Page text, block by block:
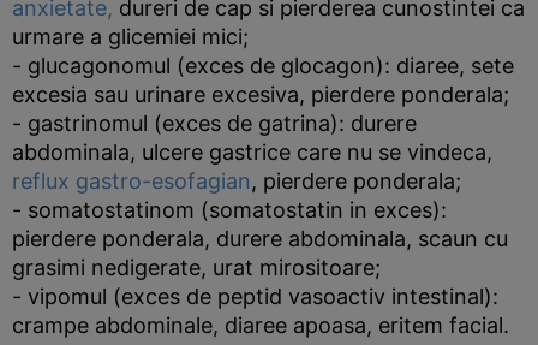
anxietate, dureri de cap si pierderea cunostintei ca
urmare a glicemiei mici;
- glucagonomul (exces de glocagon): diaree, sete
excesia sau urinare excesiva, pierdere ponderala;
- gastrinomul (exces de gatrina): durere
abdominala, ulcere gastrice care nu se vindeca,
reflux gastro-esofagian, pierdere ponderala;
- somatostatinom (somatostatin in exces):
pierdere ponderala, durere abdominala, scaun cu
grasimi nedigerate, urat mirositoare;
- vipomul (exces de peptid vasoactiv intestinal):
crampe abdominale, diaree apoasa, eritem facial.